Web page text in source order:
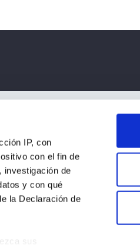
IP, con
con el fin de
investigación de
y con qué
la Declaración de
sus